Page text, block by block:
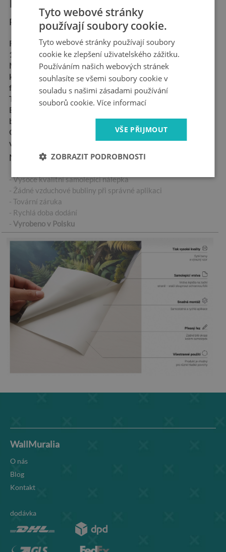
Rozměry produktu:
Rozměry:90x70 cm,
120x93 cm, 148x115 cm
Materiál:Samolepicí
kanálková fólie - "Bubble
free"
Tloušťka:
100 µm
Ekologický inkoust,
bezpečný pro zdraví
Odolná vůči povětrnostním
vlivům
Nejdůležitější vlastnosti produktu:
- Vysoce kvalitní samolepicí nálepka
- Žádné vzduchové bubliny při správné aplikaci
- Tovární záruka
- Rychlá doba dodání
- Vyrobeno v Polsku
WallMuralia
O nás
Blog
Kontakt
dodávka
Tyto webové stránky
používají soubory cookie.
Tyto webové stránky používají soubory
cookie ke zlepšení uživatelského zážitku.
Používáním našich webových stránek
souhlasíte se všemi soubory cookie v
souladu s našimi zásadami používání
souborů cookie.Více informací
VŠE PŘIJMOUT
ZOBRAZIT PODROBNOSTI